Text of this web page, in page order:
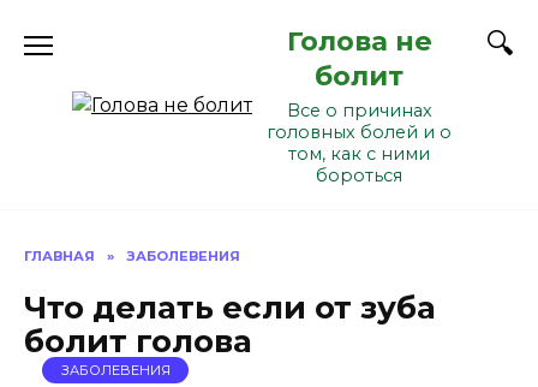
Голова не
болит
Все о причинах
головных болей и о
том, как с ними
бороться
ГЛАВНАЯ » ЗАБОЛЕВЕНИЯ
Что делать если от зуба
болит голова
ЗАБОЛЕВЕНИЯ